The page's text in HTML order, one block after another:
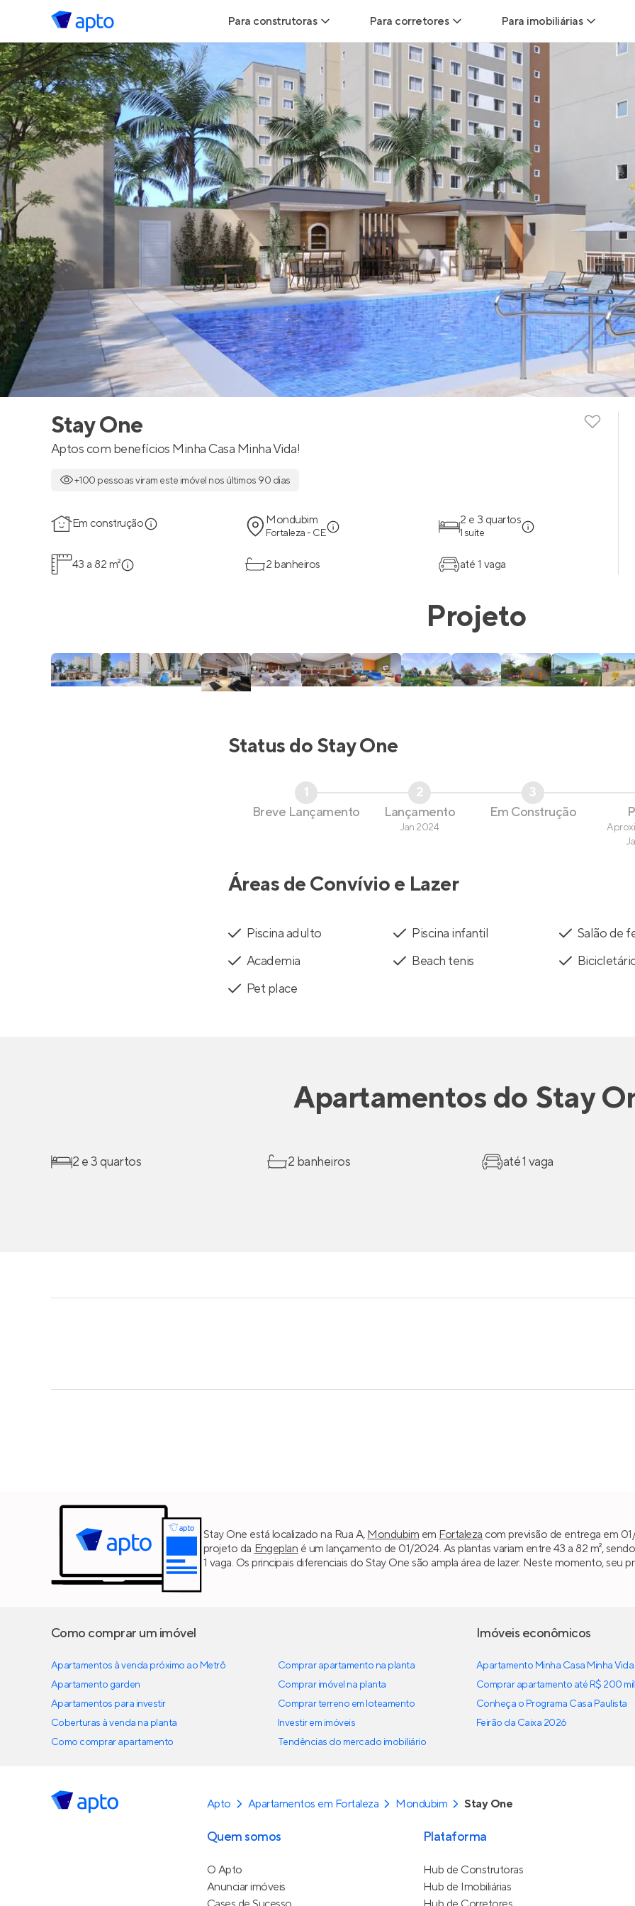
Para construtoras
Geração de Leads
Geração de Visitas
Geração de Vendas
Maiores Construtoras
Parcerias Imobiliárias
Anunciar Imóveis
Para corretores
Leads para Corretores
Corretor+
Parcerias imobiliárias
Hub de Corretores
Perfil Verificado
Anunciar imóveis
Para imobiliárias
Leads para
Hub de imobiliárias
Anunciar imóveis
Stay One
Aptos com benefícios Minha Casa Minha Vida!
+100 pessoas viram este imóvel nos últimos 90 dias
Em construção Mondubim
Fortaleza - CE
2 e 3 quartos
1 suíte
43 a 82 m² 2 banheiros até 1 vaga
Projeto
Status doStay One
1
Breve Lançamento
2
Lançamento
Jan 2024
3
Em Construção
Áreas de Convívio e Lazer
Piscina adulto Piscina infantil
Salão de
Academia
Beach tenis
Pet place
Apartamentos do Stay
2 e 3 quartos 2 banheiros até 1 vaga
Stay One está localizado na Rua A, Mondubim em Fortaleza com previsão de entrega em
projeto da Engeplan é um lançamento de 01/2024. As plantas variam entre 43 a 82 m²,
1 vaga. Os principais diferenciais do Stay One são ampla área de lazer. Neste momento, seu
Como comprar um imóvel
Apartamentos à venda próximo ao Metrô
Apartamento garden
Apartamentos para investir
Coberturas à venda na planta
Como comprar apartamento
Comprar apartamento na planta
Comprar imóvel na planta
Comprar terreno em loteamento
Investir em imóveis
Tendências do mercado imobiliário
Imóveis econômicos
Apartamento Minha Casa Minha Vida
Comprar apartamento até R$ 200 mil
Conheça o Programa Casa Paulista
Feirão da Caixa 2026
Apto Apartamentos em Fortaleza Mondubim Stay One
Quem somos
O Apto
Anunciar imóveis
Plataforma
Hub de Construtoras
Hub de Imobiliárias